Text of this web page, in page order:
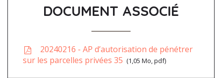
DOCUMENT ASSOCIÉ
20240216 - AP d’autorisation de pénétrer
sur les parcelles privées 35
1,05 Mo, pdf